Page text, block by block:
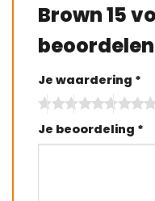
Brown 15
beoordelen
Je waardering *
Je beoordeling *